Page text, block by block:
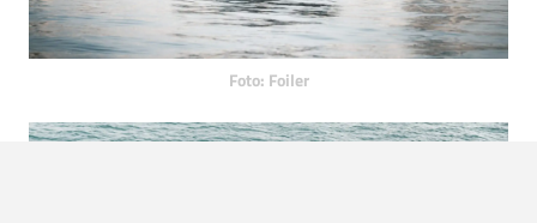
Foto: Foiler